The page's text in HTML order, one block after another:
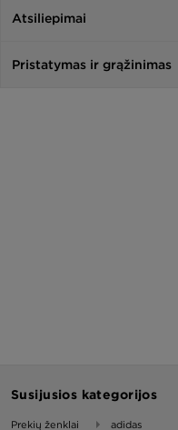
Atsiliepimai
Pristatymas ir grąžinimas
Susijusios kategorijos
Prekių ženklai adidas